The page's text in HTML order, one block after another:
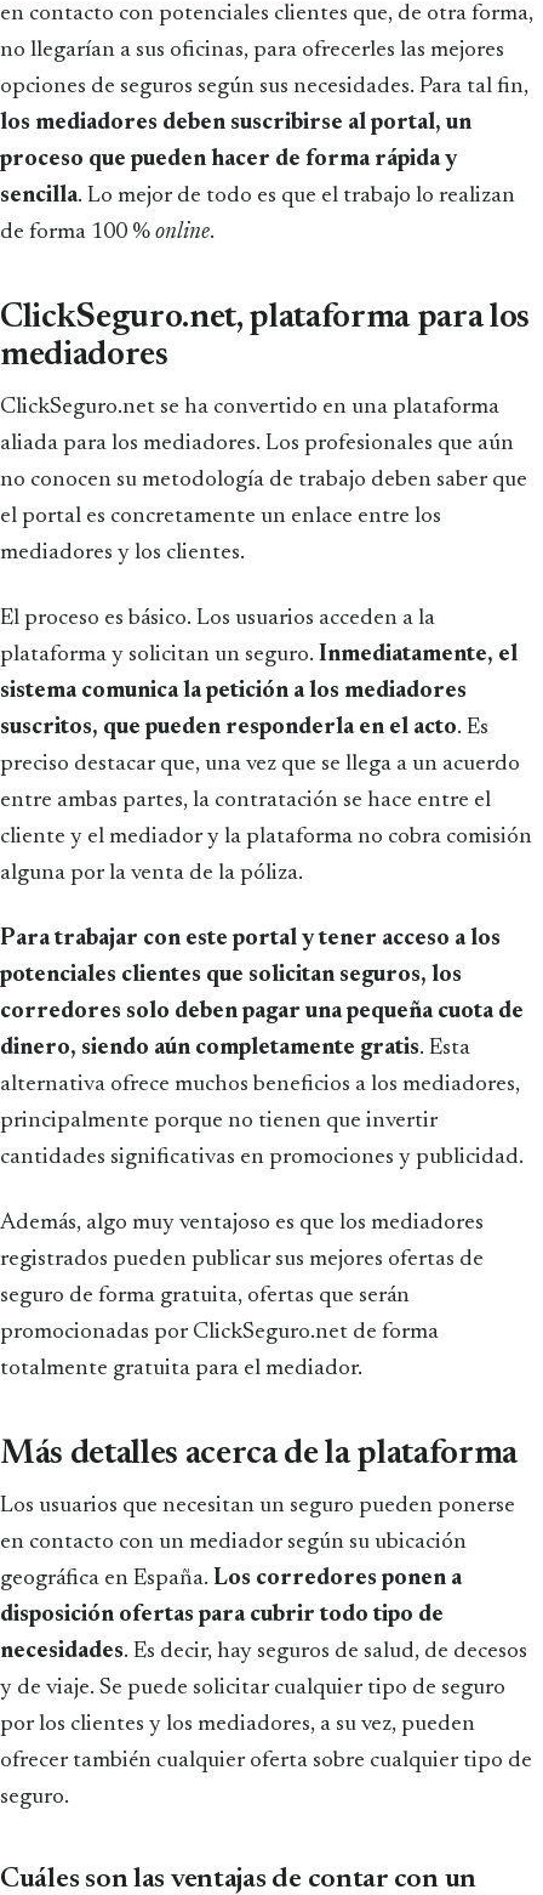
en contacto con potenciales clientes que, de otra forma,
no llegarían a sus oficinas, para ofrecerles las mejores
opciones de seguros según sus necesidades. Para tal fin,
los mediadores deben suscribirse al portal, un
proceso que pueden hacer de forma rápida y
sencilla. Lo mejor de todo es que el trabajo lo realizan
de forma 100 % online.
ClickSeguro.net, plataforma para los
mediadores
ClickSeguro.net se ha convertido en una plataforma
aliada para los mediadores. Los profesionales que aún
no conocen su metodología de trabajo deben saber que
el portal es concretamente un enlace entre los
mediadores y los clientes.
El proceso es básico. Los usuarios acceden a la
plataforma y solicitan un seguro. Inmediatamente, el
sistema comunica la petición a los mediadores
suscritos, que pueden responderla en el acto. Es
preciso destacar que, una vez que se llega a un acuerdo
entre ambas partes, la contratación se hace entre el
cliente y el mediador y la plataforma no cobra comisión
alguna por la venta de la póliza.
Para trabajar con este portal y tener acceso a los
potenciales clientes que solicitan seguros, los
corredores solo deben pagar una pequeña cuota de
dinero, siendo aún completamente gratis. Esta
alternativa ofrece muchos beneficios a los mediadores,
principalmente porque no tienen que invertir
cantidades significativas en promociones y publicidad.
Además, algo muy ventajoso es que los mediadores
registrados pueden publicar sus mejores ofertas de
seguro de forma gratuita, ofertas que serán
promocionadas por ClickSeguro.net de forma
totalmente gratuita para el mediador.
Más detalles acerca de la plataforma
Los usuarios que necesitan un seguro pueden ponerse
en contacto con un mediador según su ubicación
geográfica en España. Los corredores ponen a
disposición ofertas para cubrir todo tipo de
necesidades. Es decir, hay seguros de salud, de decesos
y de viaje. Se puede solicitar cualquier tipo de seguro
por los clientes y los mediadores, a su vez, pueden
ofrecer también cualquier oferta sobre cualquier tipo de
seguro.
Cuáles son las ventajas de contar con un